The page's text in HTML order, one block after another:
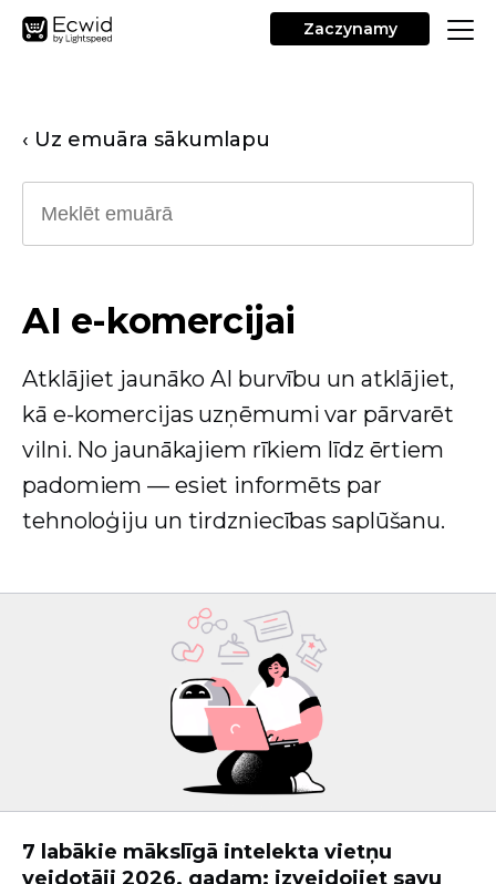
Zaczynamy
‹ Uz emuāra sākumlapu
AI e-komercijai
Atklājiet jaunāko AI burvību un atklājiet,
kā e-komercijas uzņēmumi var pārvarēt
vilni. No jaunākajiem rīkiem līdz ērtiem
padomiem — esiet informēts par
tehnoloģiju un tirdzniecības saplūšanu.
7 labākie mākslīgā intelekta vietņu
veidotāji 2026. gadam: izveidojiet savu